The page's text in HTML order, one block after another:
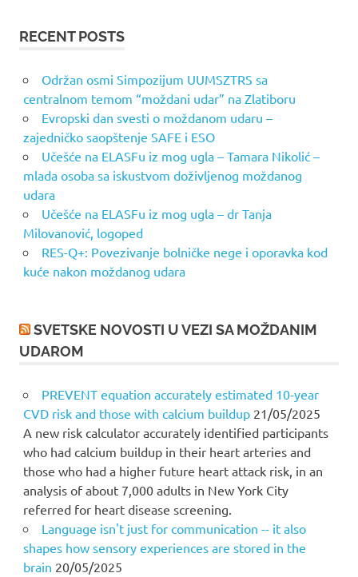
RECENT POSTS
Održan osmi Simpozijum UUMSZTRS sa
centralnom temom “moždani udar” na Zlatiboru
Evropski dan svesti o moždanom udaru –
zajedničko saopštenje SAFE i ESO
Učešće na ELASFu iz mog ugla – Tamara Nikolić –
mlada osoba sa iskustvom doživljenog moždanog
udara
Učešće na ELASFu iz mog ugla – dr Tanja
Milovanović, logoped
RES-Q+: Povezivanje bolničke nege i oporavka kod
kuće nakon moždanog udara
SVETSKE NOVOSTI U VEZI SA MOŽDANIM
UDAROM
PREVENT equation accurately estimated 10-year
CVD risk and those with calcium buildup 21/05/2025
A new risk calculator accurately identified participants
who had calcium buildup in their heart arteries and
those who had a higher future heart attack risk, in an
analysis of about 7,000 adults in New York City
referred for heart disease screening.
Language isn't just for communication -- it also
shapes how sensory experiences are stored in the
brain 20/05/2025